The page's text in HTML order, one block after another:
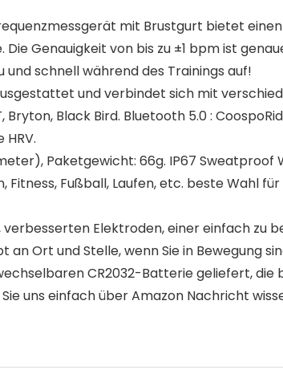
mit Brustgurt bietet
Genauigkeit von bis zu ±1 bpm ist
schnell während des Trainings auf!
und verbindet sich mit
Black Bird. Bluetooth 5.0 :
Paketgewicht: 66g. IP67 Sweatproof
Fußball, Laufen, etc. beste Wahl
Elektroden, einer einfach zu
Ort und Stelle, wenn Sie in Bewegung
CR2032-Batterie geliefert, die
uns einfach über Amazon Nachricht